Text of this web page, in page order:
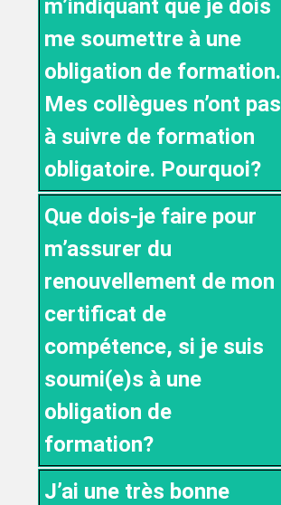
m’indiquant que je dois
me soumettre à une
obligation de formation.
Mes collègues n’ont pas
à suivre de formation
obligatoire. Pourquoi?
Que dois-je faire pour
m’assurer du
renouvellement de mon
certificat de
compétence, si je suis
soumi(e)s à une
obligation de
formation?
J’ai une très bonne